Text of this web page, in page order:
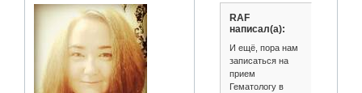
RAF
написал(а):
И ещё, пора нам
записаться на
прием
Гематологу в